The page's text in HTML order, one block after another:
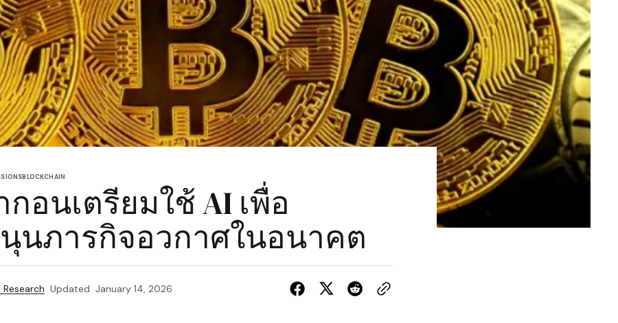
BLOCKCHAIN
กอนเตรียมใช้ AI เพื่อ
นภารกิจอวกาศในอนาคต
Updated January 14, 2026